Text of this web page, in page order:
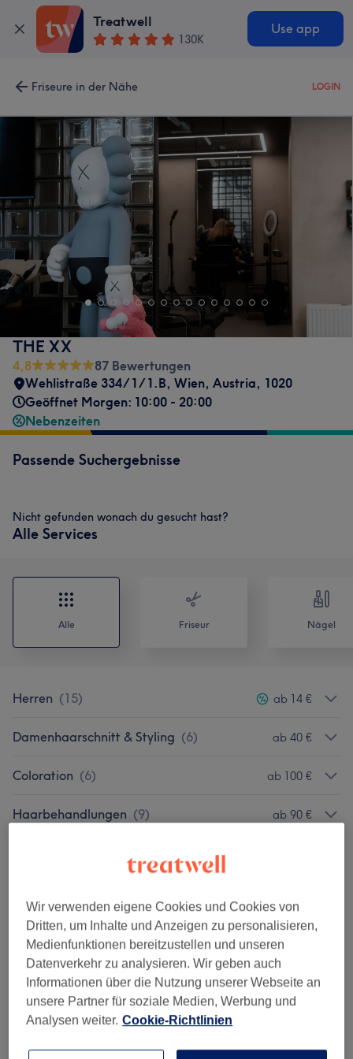
Treatwell
130K
Use app
Friseure in der Nähe LOGIN
THE XX
4,8
87 Bewertungen
Wehlistraße 334/1/1.B, Wien, Austria, 1020
Geöffnet Morgen: 10:00 - 20:00
Nebenzeiten
Passende Suchergebnisse
Nicht gefunden wonach du gesucht hast?
Alle Services
Alle Friseur Nägel
Herren (15) ab 14 €
Damenhaarschnitt & Styling (6) ab 40 €
Coloration (6) ab 100 €
Haarbehandlungen (9) ab 90 €
Augenbrauen & Wimpern (7) ab 10 €
Permanent Make-Up (5) ab 60 €
Massage (4) ab 80 €
Wir verwenden eigene Cookies und Cookies von
Dritten, um Inhalte und Anzeigen zu personalisieren,
Medienfunktionen bereitzustellen und unseren
Datenverkehr zu analysieren. Wir geben auch
Informationen über die Nutzung unserer Webseite an
unsere Partner für soziale Medien, Werbung und
Analysen weiter. Cookie-Richtlinien